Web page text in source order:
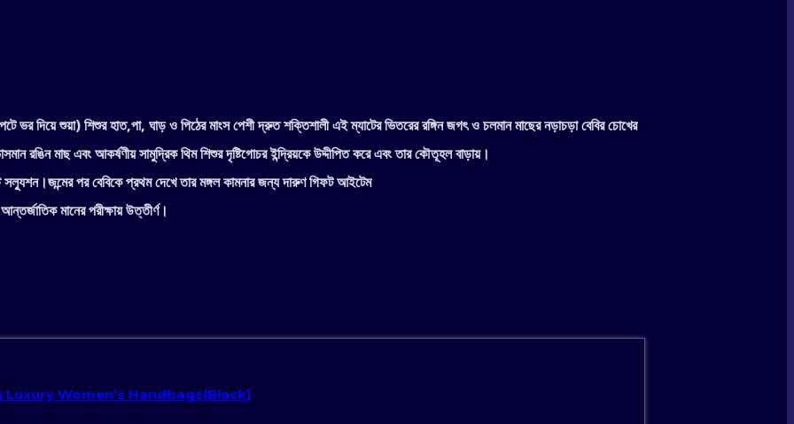
ভর দিয়ে শুয়া) শিশুর হাত,পা, ঘাড় ও পিঠের মাংস পেশী দ্রুত শক্তিশালী এই ম্যাটের ভিতরের রঙ্গিন জগৎ ও চলমান মাছের নড়াচড়া বেবির চোখের
রঙিন মাছ এবং আকর্ষণীয় সামুদ্রিক থিম শিশুর দৃষ্টিগোচর ইন্দ্রিয়কে উদ্দীপিত করে এবং তার কৌতূহল বাড়ায়।
পর বেবিকে প্রথম দেখে তার মঙ্গল কামনার জন্য দারুণ গিফট আইটেম
মানের পরীক্ষায় উত্তীর্ণ।
Women’s Handbags(Black)